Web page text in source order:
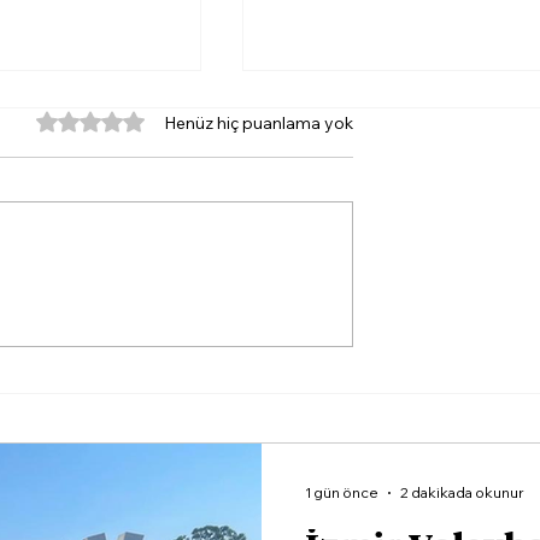
1 gün önce 2 dakikada okunur
5 üzerinden 0 yıldızHenüz hiç puanlama yok